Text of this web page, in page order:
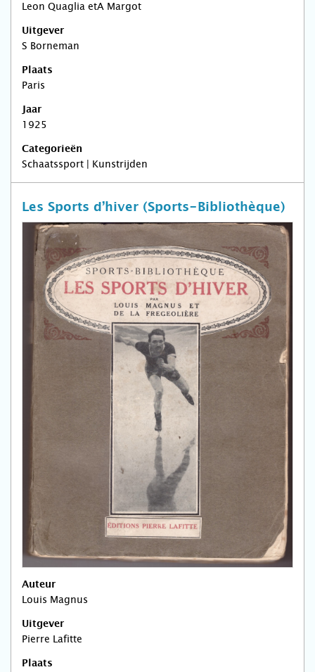
Leon Quaglia etA Margot
Uitgever
S Borneman
Plaats
Paris
Jaar
1925
Categorieën
Schaatssport | Kunstrijden
Les Sports d’hiver (Sports-Bibliothèque)
Auteur
Louis Magnus
Uitgever
Pierre Lafitte
Plaats